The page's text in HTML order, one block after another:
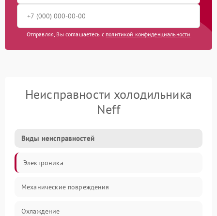
Отправляя, Вы соглашаетесь с политикой конфиденциальности
Неисправности холодильника
Neff
Виды неисправностей
Электроника
Механические повреждения
Охлаждение